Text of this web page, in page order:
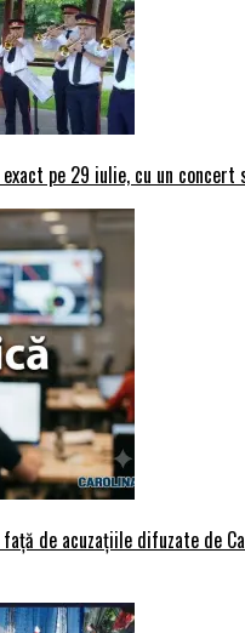
pe 29 iulie, cu un
față de acuzațiile difuzate